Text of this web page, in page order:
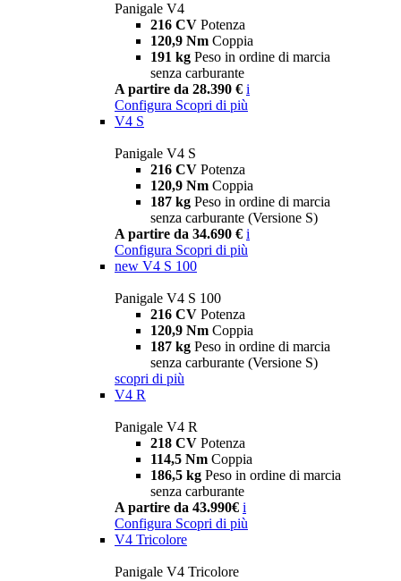
Panigale V4
216 CV Potenza
120,9 Nm Coppia
191 kg Peso in ordine di marcia
senza carburante
A partire da 28.390 € i
Configura Scopri di più
V4 S
Panigale V4 S
216 CV Potenza
120,9 Nm Coppia
187 kg Peso in ordine di marcia
senza carburante (Versione S)
A partire da 34.690 € i
Configura Scopri di più
new V4 S 100
Panigale V4 S 100
216 CV Potenza
120,9 Nm Coppia
187 kg Peso in ordine di marcia
senza carburante (Versione S)
scopri di più
V4 R
Panigale V4 R
218 CV Potenza
114,5 Nm Coppia
186,5 kg Peso in ordine di marcia
senza carburante
A partire da 43.990€ i
Configura Scopri di più
V4 Tricolore
Panigale V4 Tricolore